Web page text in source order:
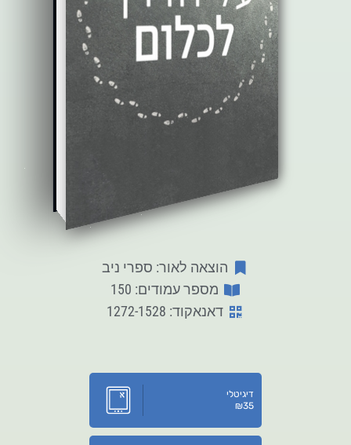
הוצאה לאור: ספרי ניב
מספר עמודים: 150
דאנאקוד: 1272-1528
דיגיטלי
₪35